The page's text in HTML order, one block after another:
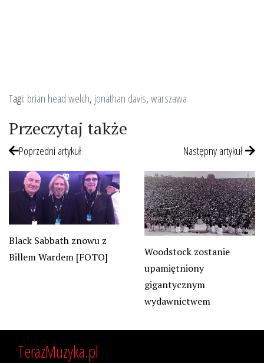
Tagi: brian head welch, jonathan davis,warszawa
Przeczytaj także
Poprzedni artykuł
Black Sabbath znowu z
Billem Wardem [FOTO]
Następny artykuł
Woodstock zostanie
upamiętniony
gigantycznym
wydawnictwem
TerazMuzyka.pl